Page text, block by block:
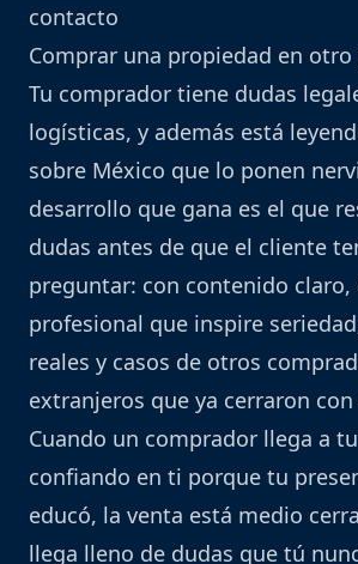
contacto
Comprar una propiedad en
Tu comprador tiene dudas
logísticas, y además está
sobre México que lo ponen
desarrollo que gana es el que
dudas antes de que el cliente
preguntar: con contenido
profesional que inspire
reales y casos de otros
extranjeros que ya cerraron
Cuando un comprador llega a
confiando en ti porque tu
educó, la venta está medio
llega lleno de dudas que tú